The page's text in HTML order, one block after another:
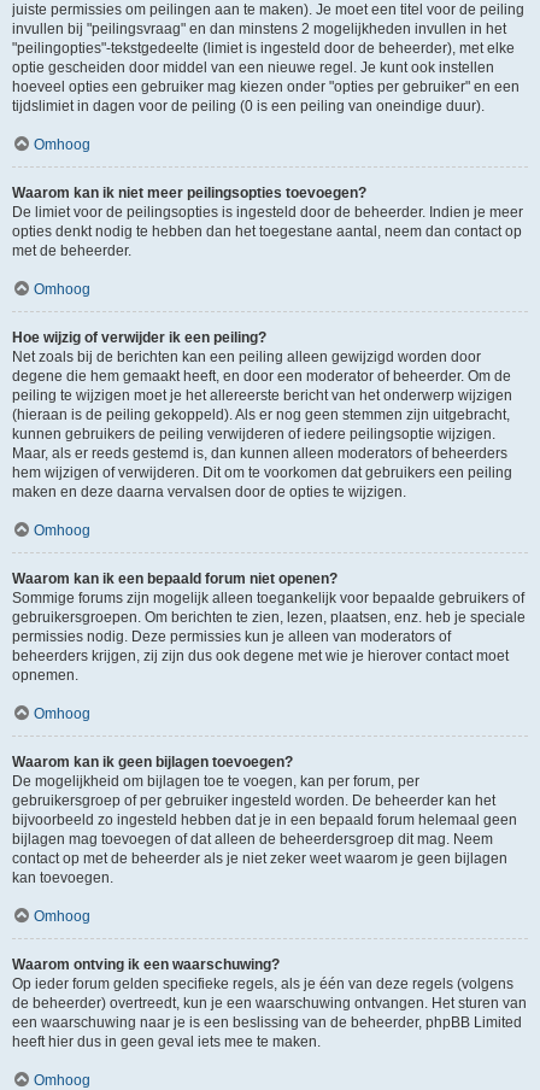
juiste permissies om peilingen aan te maken). Je moet een titel voor de peiling
invullen bij "peilingsvraag" en dan minstens 2 mogelijkheden invullen in het
"peilingopties"-tekstgedeelte (limiet is ingesteld door de beheerder), met elke
optie gescheiden door middel van een nieuwe regel. Je kunt ook instellen
hoeveel opties een gebruiker mag kiezen onder "opties per gebruiker" en een
tijdslimiet in dagen voor de peiling (0 is een peiling van oneindige duur).
Omhoog
Waarom kan ik niet meer peilingsopties toevoegen?
De limiet voor de peilingsopties is ingesteld door de beheerder. Indien je meer
opties denkt nodig te hebben dan het toegestane aantal, neem dan contact op
met de beheerder.
Omhoog
Hoe wijzig of verwijder ik een peiling?
Net zoals bij de berichten kan een peiling alleen gewijzigd worden door
degene die hem gemaakt heeft, en door een moderator of beheerder. Om de
peiling te wijzigen moet je het allereerste bericht van het onderwerp wijzigen
(hieraan is de peiling gekoppeld). Als er nog geen stemmen zijn uitgebracht,
kunnen gebruikers de peiling verwijderen of iedere peilingsoptie wijzigen.
Maar, als er reeds gestemd is, dan kunnen alleen moderators of beheerders
hem wijzigen of verwijderen. Dit om te voorkomen dat gebruikers een peiling
maken en deze daarna vervalsen door de opties te wijzigen.
Omhoog
Waarom kan ik een bepaald forum niet openen?
Sommige forums zijn mogelijk alleen toegankelijk voor bepaalde gebruikers of
gebruikersgroepen. Om berichten te zien, lezen, plaatsen, enz. heb je speciale
permissies nodig. Deze permissies kun je alleen van moderators of
beheerders krijgen, zij zijn dus ook degene met wie je hierover contact moet
opnemen.
Omhoog
Waarom kan ik geen bijlagen toevoegen?
De mogelijkheid om bijlagen toe te voegen, kan per forum, per
gebruikersgroep of per gebruiker ingesteld worden. De beheerder kan het
bijvoorbeeld zo ingesteld hebben dat je in een bepaald forum helemaal geen
bijlagen mag toevoegen of dat alleen de beheerdersgroep dit mag. Neem
contact op met de beheerder als je niet zeker weet waarom je geen bijlagen
kan toevoegen.
Omhoog
Waarom ontving ik een waarschuwing?
Op ieder forum gelden specifieke regels, als je één van deze regels (volgens
de beheerder) overtreedt, kun je een waarschuwing ontvangen. Het sturen van
een waarschuwing naar je is een beslissing van de beheerder, phpBB Limited
heeft hier dus in geen geval iets mee te maken.
Omhoog